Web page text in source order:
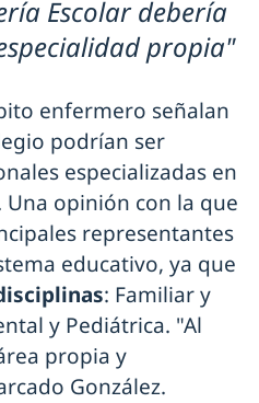
Escolar debería
propia"
enfermero señalan
podrían ser
especializadas en
Una opinión con la que
representantes
educativo, ya que
: Familiar y
y Pediátrica. "Al
propia y
González.